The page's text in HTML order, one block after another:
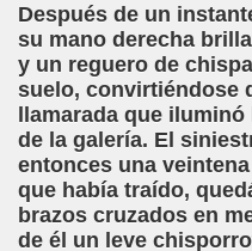
Después de un
su mano derecha
y un reguero de
suelo, convirtiéndose
llamarada que
de la galería. El
entonces una
que había traído,
brazos cruzados en
de él un leve
Sánchez)
(José Luis Castillo